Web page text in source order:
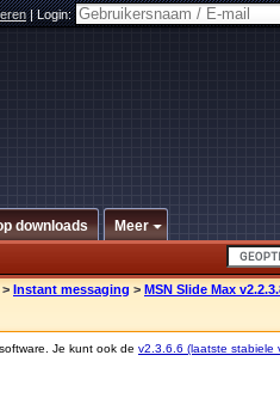
|Login:
downloads Meer
> Instant messaging > MSN Slide Max
Je kunt ook de v2.3.6.6 (laatste stabiele